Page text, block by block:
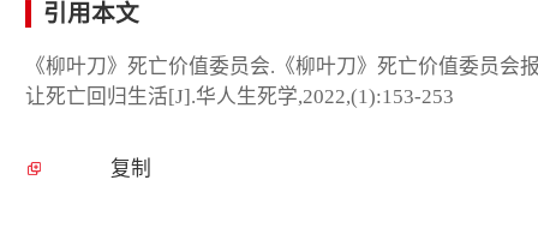
引用本文
《柳叶刀》死亡价值委员会.《柳叶刀》死亡价值委员
让死亡回归生活[J].华人生死学,2022,(1):153-253
复制